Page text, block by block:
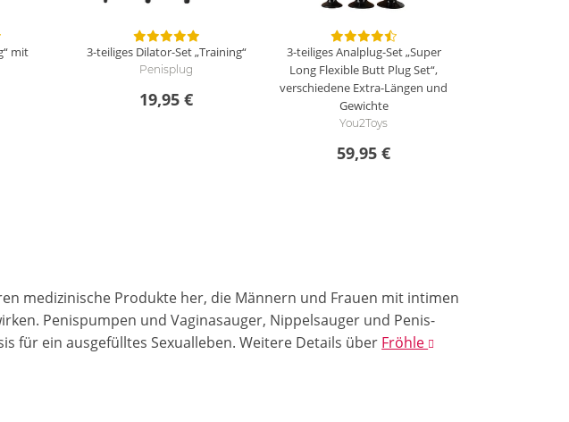
mit
3-teiliges Dilator-Set „Training“
Penisplug
19,95 €
3-teiliges Analplug-Set „Super
Long Flexible Butt Plug Set“,
verschiedene Extra-Längen und
Gewichte
You2Toys
59,95 €
medizinische Produkte her, die Männern und Frauen mit intimen
Penispumpen und Vaginasauger, Nippelsauger und Penis-
für ein ausgefülltes Sexualleben.Weitere Details über Fröhle